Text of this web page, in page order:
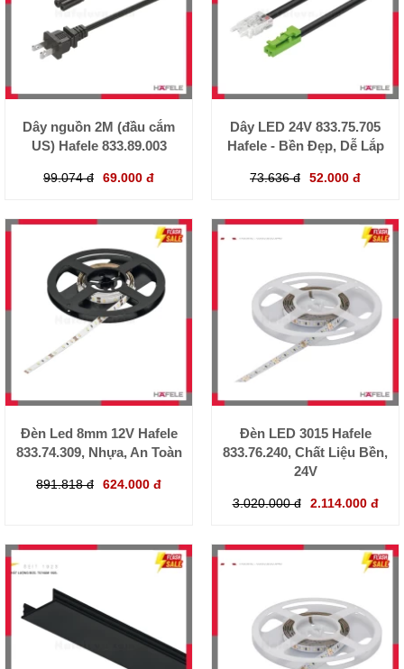
Dây nguồn 2M (đầu cắm
US) Hafele 833.89.003
99.074 đ 69.000 đ
Dây LED 24V 833.75.705
Hafele - Bền Đẹp, Dễ Lắp
73.636 đ 52.000 đ
Đèn Led 8mm 12V Hafele
833.74.309, Nhựa, An Toàn
891.818 đ 624.000 đ
Đèn LED 3015 Hafele
833.76.240, Chất Liệu Bền,
24V
3.020.000 đ 2.114.000 đ